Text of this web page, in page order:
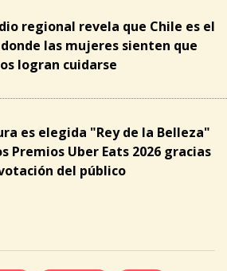
regional revela que Chile es el
las mujeres sienten que
logran cuidarse
es elegida "Rey de la Belleza"
Premios Uber Eats 2026 gracias
del público